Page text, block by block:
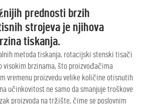
prednosti brzih
strojeva je njihova
tiskanja.
metoda tiskanja, rotacijski stenski tisači
visokim brzinama, što proizvođačima
vremenu proizvedu velike količine otisnutih
učinkovitost ne samo da smanjuje troškove
proizvoda na tržište, čime se poslovnim